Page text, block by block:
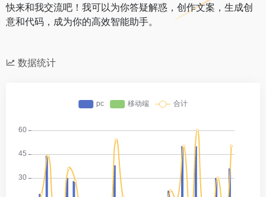
快来和我交流吧！我可以为你答疑解惑，创作文案，生成创
意和代码，成为你的高效智能助手。
数据统计